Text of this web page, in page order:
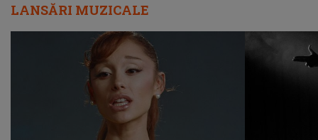
LANSĂRI MUZICALE